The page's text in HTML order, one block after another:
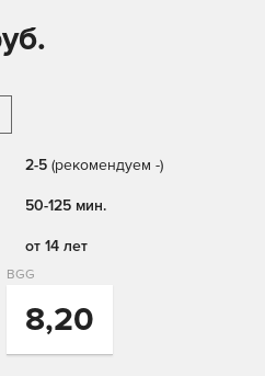
2-5 (рекомендуем -)
50-125 мин.
от 14 лет
BGG
8,20